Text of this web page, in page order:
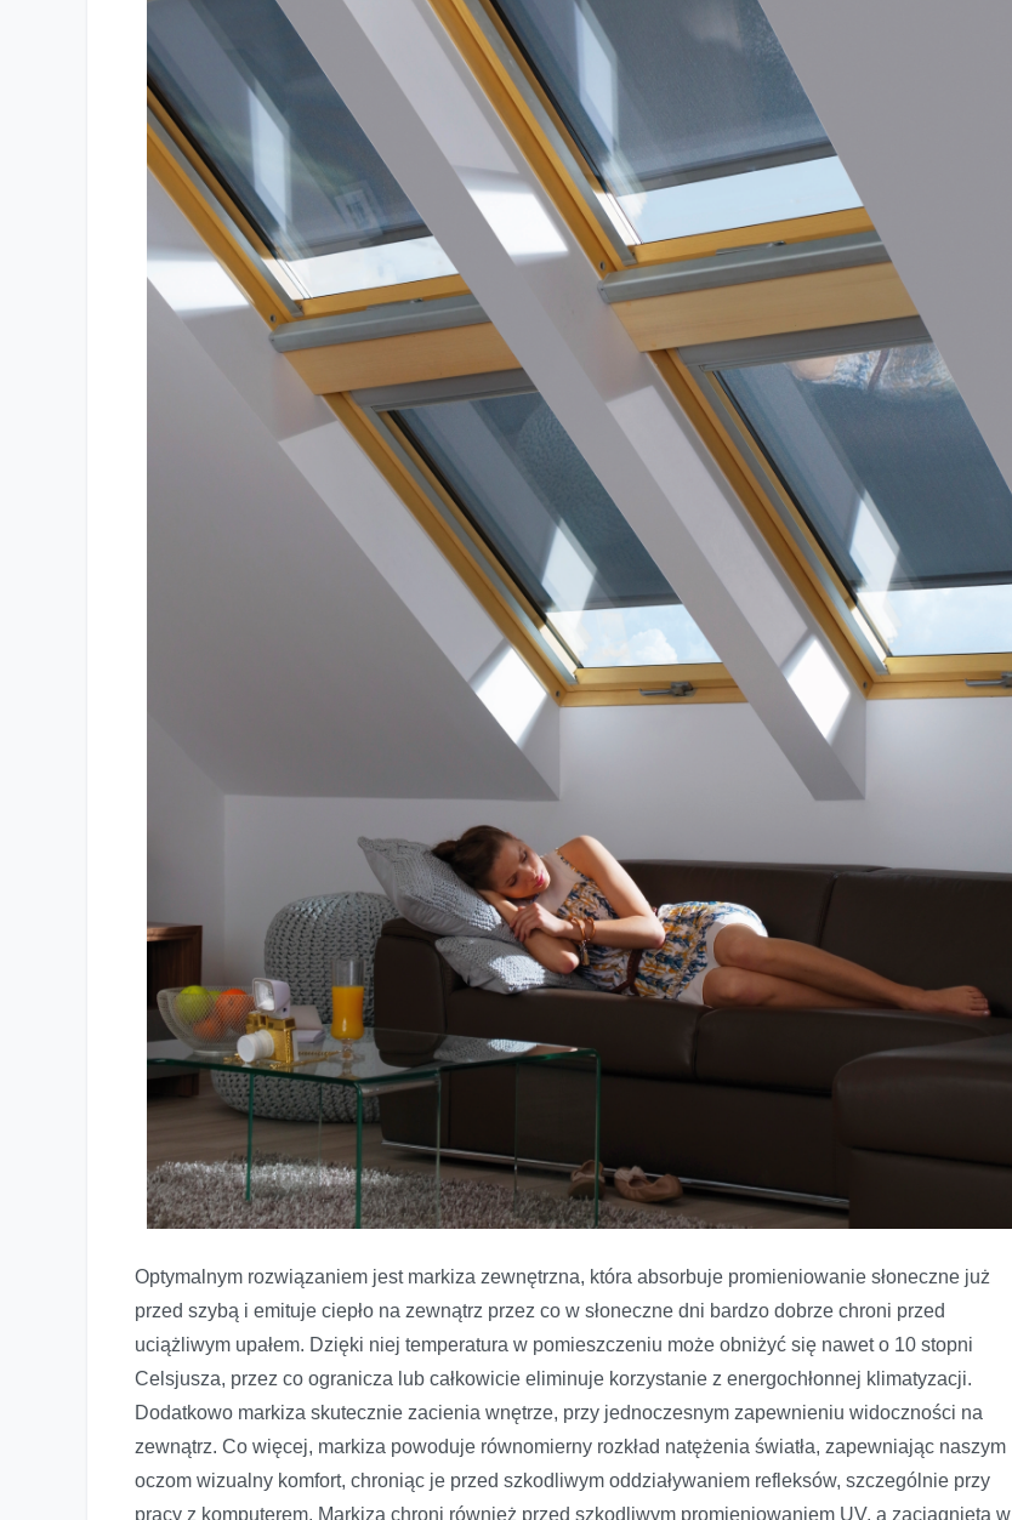
Optymalnym rozwiązaniem jest markiza zewnętrzna, która absorbuje promieniowanie słoneczne już
przed szybą i emituje ciepło na zewnątrz przez co w słoneczne dni bardzo dobrze chroni przed
uciążliwym upałem. Dzięki niej temperatura w pomieszczeniu może obniżyć się nawet o 10 stopni
Celsjusza, przez co ogranicza lub całkowicie eliminuje korzystanie z energochłonnej klimatyzacji.
Dodatkowo markiza skutecznie zacienia wnętrze, przy jednoczesnym zapewnieniu widoczności na
zewnątrz. Co więcej, markiza powoduje równomierny rozkład natężenia światła, zapewniając naszym
oczom wizualny komfort, chroniąc je przed szkodliwym oddziaływaniem refleksów, szczególnie przy
pracy z komputerem. Markiza chroni również przed szkodliwym promieniowaniem UV, a zaciągnięta w